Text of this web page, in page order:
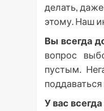
делать,
этому. Наш
Вы всегда
вопрос
пустым.
У вас